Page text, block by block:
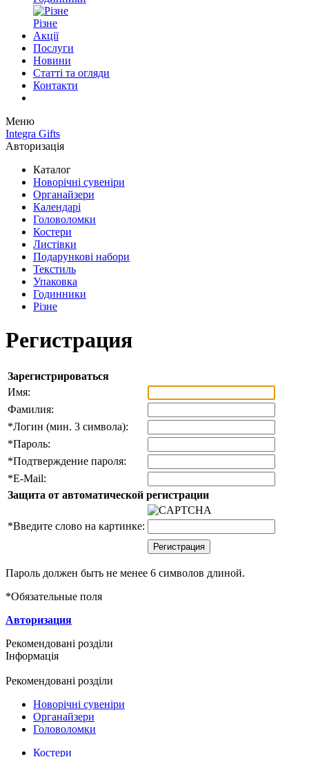
Різне
Акції
Послуги
Новини
Статті та огляди
Контакти
Меню
Integra Gifts
Авторизація
Каталог
Новорічні сувеніри
Органайзери
Календарі
Головоломки
Костери
Листівки
Подарункові набори
Текстиль
Упаковка
Годинники
Різне
Регистрация
Зарегистрироваться
Имя:
Фамилия:
*Логин (мин. 3 символа):
*Пароль:
*Подтверждение пароля:
*E-Mail:
Защита от автоматической регистрации
*Введите слово на картинке:
Пароль должен быть не менее 6 символов длиной.
*Обязательные поля
Авторизация
Рекомендовані розділи
Інформація
Рекомендовані розділи
Новорічні сувеніри
Органайзери
Головоломки
Костери